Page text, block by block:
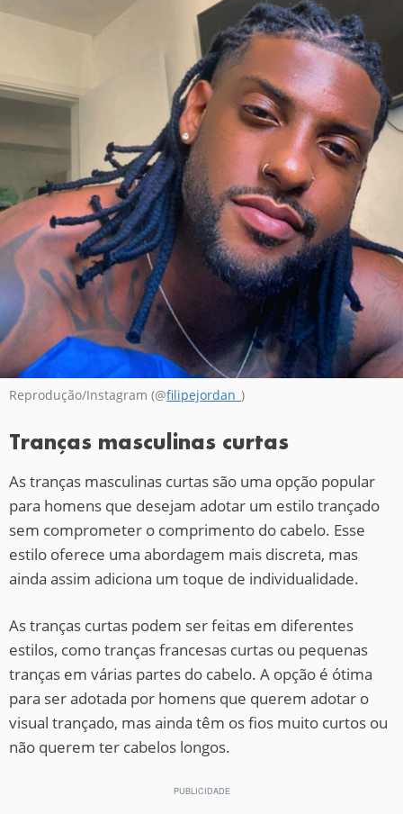
Reprodução/Instagram (@filipejordan_ )
Tranças masculinas curtas
As tranças masculinas curtas são uma opção popular
para homens que desejam adotar um estilo trançado
sem comprometer o comprimento do cabelo. Esse
estilo oferece uma abordagem mais discreta, mas
ainda assim adiciona um toque de individualidade.
As tranças curtas podem ser feitas em diferentes
estilos, como tranças francesas curtas ou pequenas
tranças em várias partes do cabelo. A opção é ótima
para ser adotada por homens que querem adotar o
visual trançado, mas ainda têm os fios muito curtos ou
não querem ter cabelos longos.